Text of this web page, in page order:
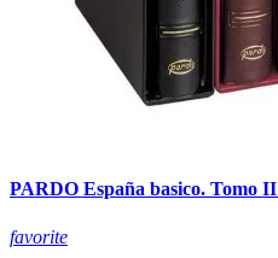
PARDO España basico. Tomo
favorite